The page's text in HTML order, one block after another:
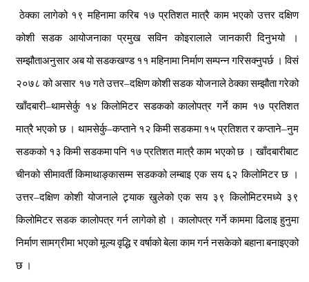
ठेक्का लागेको १९ महिनामा करिब १७ प्रतिशत मात्रै काम भएको उत्तर दक्षिण
कोशी सडक आयोजनाका प्रमुख सविन कोइरालाले जानकारी दिनुभयो ।
सम्झौताअनुसारअबयोसडकखण्ड ११ महिनामानिर्माणसम्पन्नगरिसक्नुपर्छ । विसं
२०७८ कोअसार १७ गतेउत्तर–दक्षिणकोशीसडकयोजनालेठेक्कासम्झौतागरेको
खाँदबारी–थामसेर्कु १४ किलोमिटर सडकको कालोपत्र गर्ने काम १७ प्रतिशत
मात्रै भएको छ । थामसेर्कु–कप्ताने १२ किमी सडकमा १५ प्रतिशत र कप्ताने–नुम
सडकको १३ किमी सडकमा पनि १७ प्रतिशत मात्रै काम भएको छ । खाँदबारीबाट
चीनको सीमावर्ती किमाथाङ्कासम्म सडकको लम्बाइ एक सय ६२ किलोमिटर छ ।
उत्तर–दक्षिण कोशी योजनाले ट्र्याक खुलेको एक सय ३९ किलोमिटरमध्ये ३९
किलोमिटर सडक कालोपत्र गर्न लागेको हो । कालोपत्र गर्ने काममा ढिलाइ हुनुमा
निर्माण सामग्रीमा भएको मूल्य वृद्धि र वर्षाको बेला काम गर्न नसकेको बहाना बनाइएको
छ ।